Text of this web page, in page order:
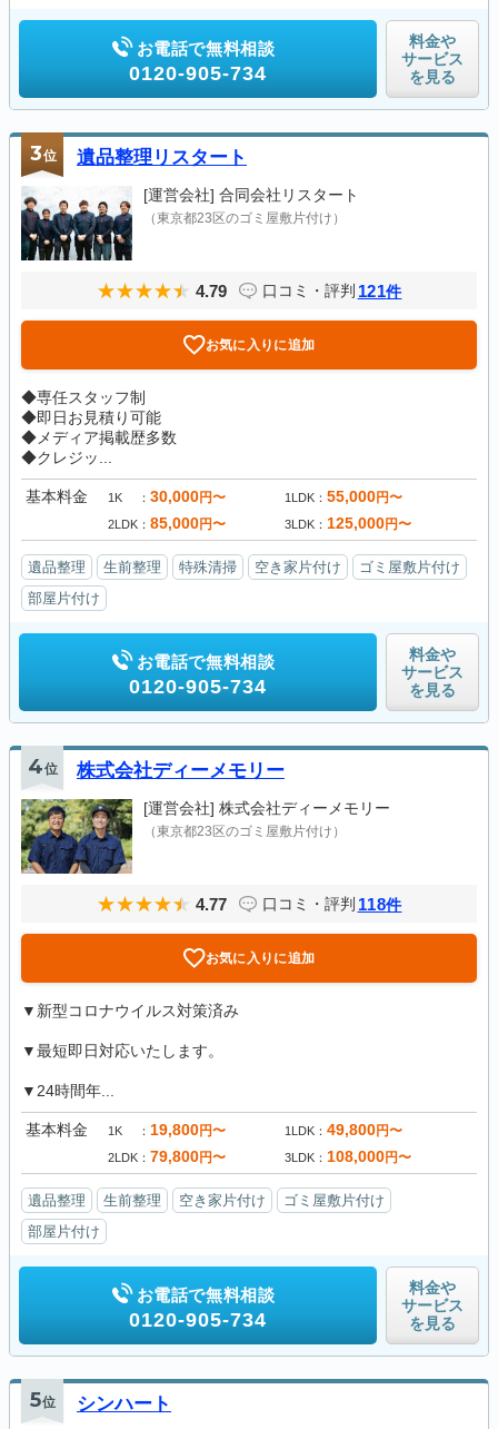
お電話で無料相談
0120-905-734
料金や
サービス
を見る
3位 遺品整理リスタート
[運営会社] 合同会社リスタート
（東京都23区のゴミ屋敷片付け）
4.79 口コミ・評判 121件
お気に入りに追加
◆専任スタッフ制
◆即日お見積り可能
◆メディア掲載歴多数
◆クレジッ...
基本料金 1K 30,000円〜 1LDK 55,000円〜
2LDK 85,000円〜 3LDK 125,000円〜
遺品整理 生前整理 特殊清掃 空き家片付け
ゴミ屋敷片付け
部屋片付け
お電話で無料相談
0120-905-734
料金や
サービス
を見る
4位 株式会社ディーメモリー
[運営会社] 株式会社ディーメモリー
（東京都23区のゴミ屋敷片付け）
4.77 口コミ・評判 118件
お気に入りに追加
▼新型コロナウイルス対策済み
▼最短即日対応いたします。
▼24時間年...
基本料金 1K 19,800円〜 1LDK 49,800円〜
2LDK 79,800円〜 3LDK 108,000円〜
遺品整理 生前整理 空き家片付け
ゴミ屋敷片付け
部屋片付け
お電話で無料相談
0120-905-734
料金や
サービス
を見る
5位 シンハート